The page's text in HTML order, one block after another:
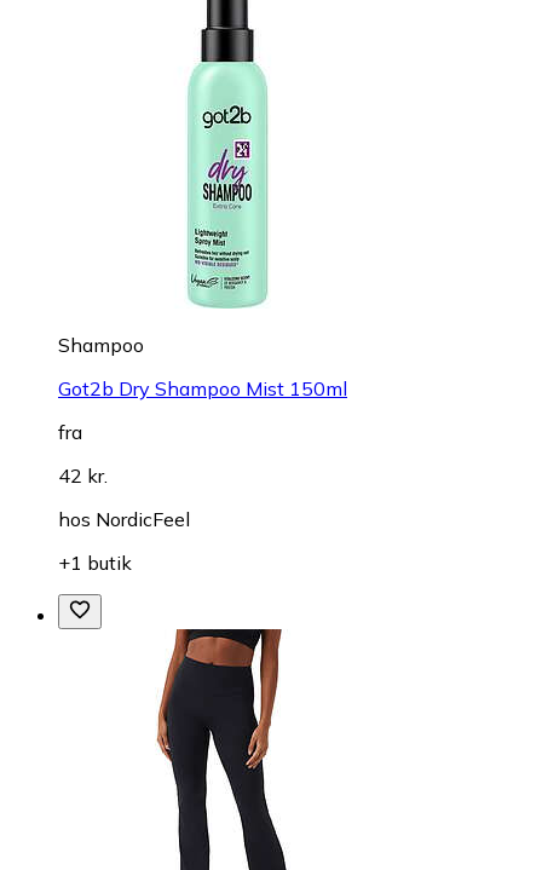
Shampoo
Got2b Dry Shampoo Mist 150ml
fra
42 kr.
hos NordicFeel
+1 butik